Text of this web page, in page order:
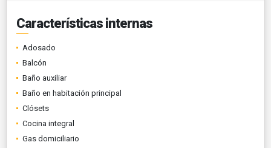
Características internas
Adosado
Balcón
Baño auxiliar
Baño en habitación principal
Clósets
Cocina integral
Gas domiciliario